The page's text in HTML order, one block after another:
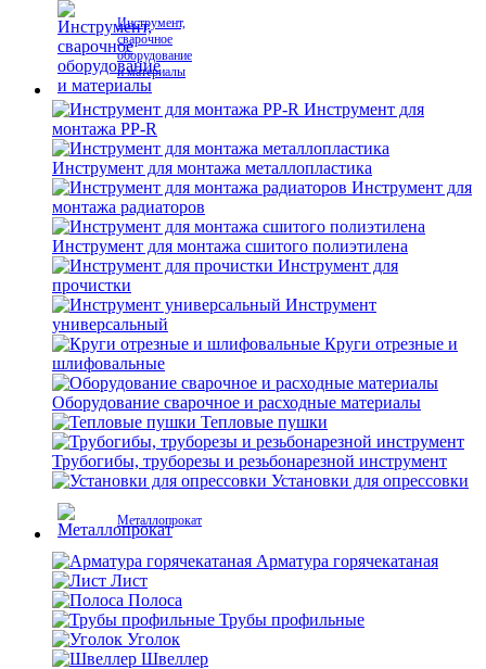
Инструмент,
сварочное
оборудование
и материалы
Инструмент для
монтажа PP-R
Инструмент для монтажа металлопластика
Инструмент для
монтажа радиаторов
Инструмент для монтажа сшитого полиэтилена
Инструмент для
прочистки
Инструмент
универсальный
Круги отрезные и
шлифовальные
Оборудование сварочное и расходные материалы
Тепловые пушки
Трубогибы, труборезы и резьбонарезной инструмент
Установки для опрессовки
Металлопрокат
Арматура горячекатаная
Лист
Полоса
Трубы профильные
Уголок
Швеллер